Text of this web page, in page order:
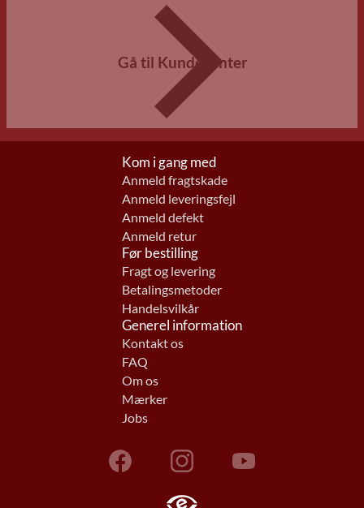
Gå til Kundecenter
Kom i gang med
Anmeld fragtskade
Anmeld leveringsfejl
Anmeld defekt
Anmeld retur
Før bestilling
Fragt og levering
Betalingsmetoder
Handelsvilkår
Generel information
Kontakt os
FAQ
Om os
Mærker
Jobs